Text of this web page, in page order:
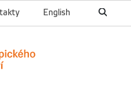
English